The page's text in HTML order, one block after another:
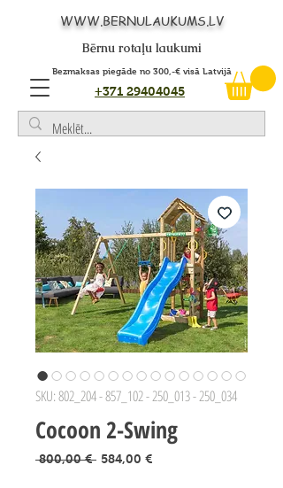
WWW.BERNULAUKUMS.LV
Bērnu rotaļu laukumi
Bezmaksas piegāde no 300,-€ visā Latvijā
+371 29404045
SKU: 802_204 - 857_102 - 250_013 - 250_034
Cocoon 2-Swing
800,00 € Parastā
584,00 €